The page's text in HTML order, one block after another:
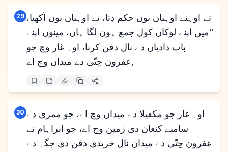
29 تے اوہنے اوہناں نوں حکم دِتا، تے اوہناں نوں آکھیا،
“میں اپنے لوکاں کول جمع ہون لگا ہاں، مینوں اپنے
باپ دادیاں دے نال دفن کرنا، اوہ غار وچ جو
عفرون حِتّی دے میدان وچ اے,
30 اوہ غار جو مکفیلا دے میدان وچ اے، جو ممری دے
سامنے کنعان دی زمین وچ اے، جو ابراہام نے
عفرون حِتّی دے میدان نال خریدی دفن دی جگہ دے